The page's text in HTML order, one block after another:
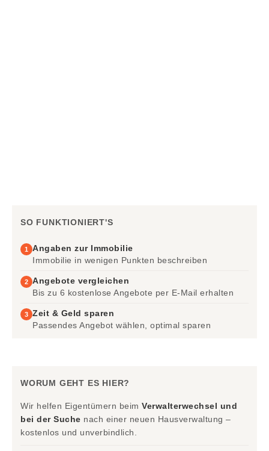
SO FUNKTIONIERT'S
1
Angaben zur Immobilie
Immobilie in wenigen Punkten beschreiben
2 Angebote vergleichen
Bis zu 6 kostenlose Angebote per E-Mail erhalten
3 Zeit & Geld sparen
Passendes Angebot wählen, optimal sparen
WORUM GEHT ES HIER?
Wir helfen Eigentümern beim Verwalterwechsel und
bei der Suche nach einer neuen Hausverwaltung –
kostenlos und unverbindlich.